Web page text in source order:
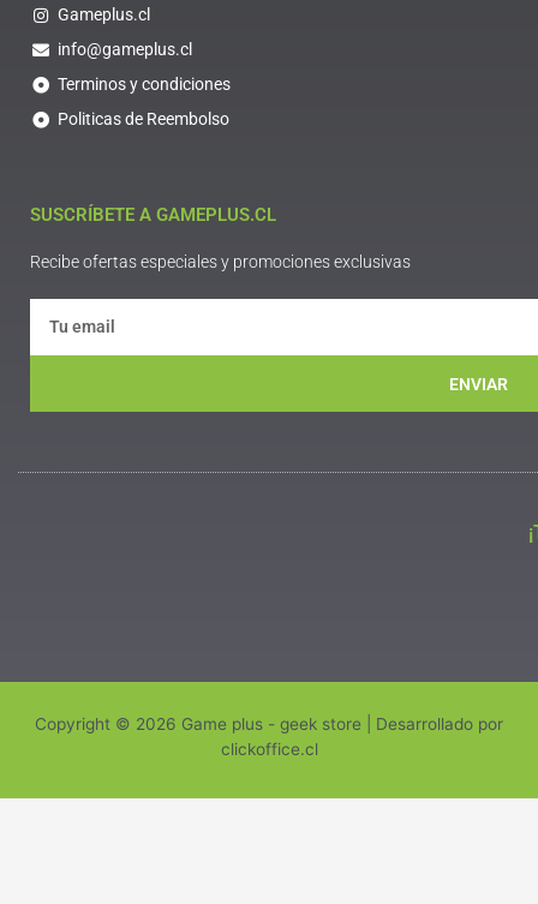
Gameplus.cl
info@gameplus.cl
Terminos y condiciones
Politicas de Reembolso
SUSCRÍBETE A GAMEPLUS.CL
Recibe ofertas especiales y promociones exclusivas
ENVIAR
Copyright © 2026 Game plus - geek store | Desarrollado por
clickoffice.cl